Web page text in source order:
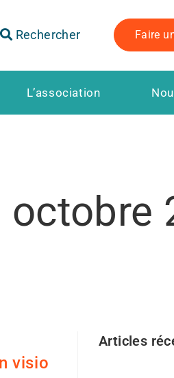
Rechercher Faire
L’association
visio
Articles